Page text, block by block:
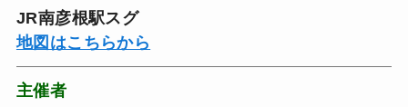
JR南彦根駅スグ
地図はこちらから
主催者